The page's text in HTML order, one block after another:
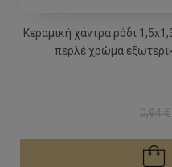
Κεραμική χάντρα ρόδι
περλέ χρώμα
0,94 €